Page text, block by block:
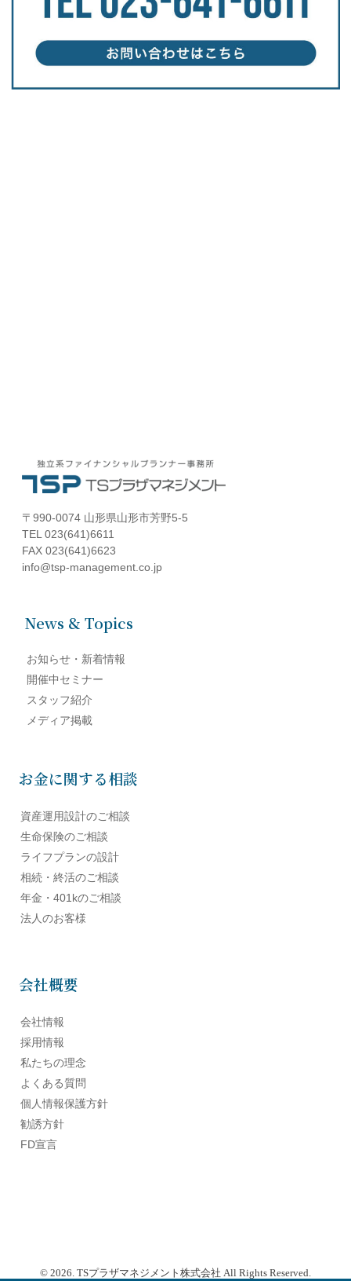
〒990-0074 山形県山形市芳野5-5
TEL 023(641)6611
FAX 023(641)6623
info@tsp-management.co.jp
News & Topics
お知らせ・新着情報
開催中セミナー
スタッフ紹介
メディア掲載
お金に関する相談
資産運用設計のご相談
生命保険のご相談
ライフプランの設計
相続・終活のご相談
年金・401kのご相談
法人のお客様
会社概要
会社情報
採用情報
私たちの理念
よくある質問
個人情報保護方針
勧誘方針
FD宣言
© 2026. TSプラザマネジメント株式会社 All Rights Reserved.